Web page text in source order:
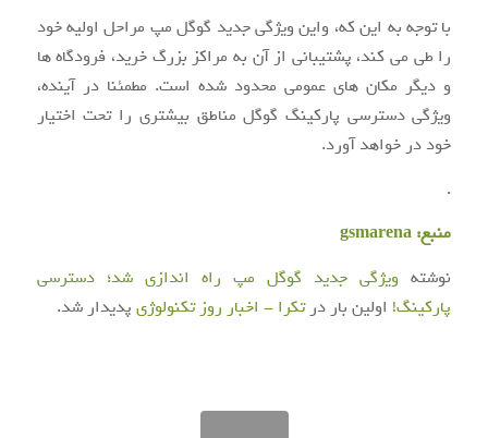
با توجه به این که، واین ویژگی جدید گوگل مپ مراحل اولیه خود
را طی می کند، پشتیبانی از آن به مراکز بزرگ خرید، فرودگاه ها
و دیگر مکان های عمومی محدود شده است. مطمئنا در آینده،
ویژگی دسترسی پارکینگ گوگل مناطق بیشتری را تحت اختیار
خود در خواهد آورد.
.
منبع: gsmarena
نوشته ویژگی جدید گوگل مپ راه اندازی شد؛ دسترسی
پارکینگ! اولین بار درتکرا - اخبار روز تکنولوژیپدیدار شد.